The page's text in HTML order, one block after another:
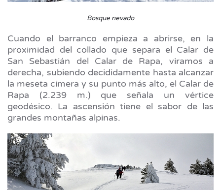
Bosque nevado
Cuando el barranco empieza a abrirse, en la
proximidad del collado que separa el Calar de
San Sebastián del Calar de Rapa, viramos a
derecha, subiendo decididamente hasta alcanzar
la meseta cimera y su punto más alto, el Calar de
Rapa (2.239 m.) que señala un vértice
geodésico. La ascensión tiene el sabor de las
grandes montañas alpinas.